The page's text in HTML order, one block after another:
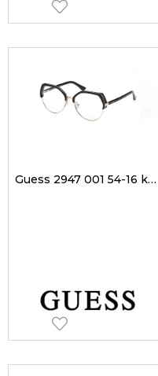
Guess 2947 001 54-16 kadın Optik Gözlükler